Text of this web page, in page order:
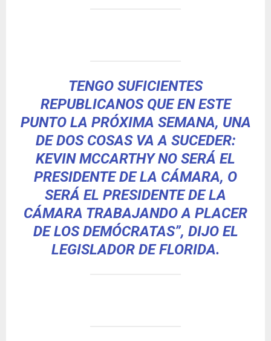
TENGO SUFICIENTES
REPUBLICANOS QUE EN ESTE
PUNTO LA PRÓXIMA SEMANA, UNA
DE DOS COSAS VA A SUCEDER:
KEVIN MCCARTHY NO SERÁ EL
PRESIDENTE DE LA CÁMARA, O
SERÁ EL PRESIDENTE DE LA
CÁMARA TRABAJANDO A PLACER
DE LOS DEMÓCRATAS”, DIJO EL
LEGISLADOR DE FLORIDA.